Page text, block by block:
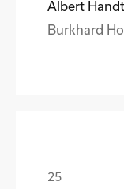
Albert
Burkhard